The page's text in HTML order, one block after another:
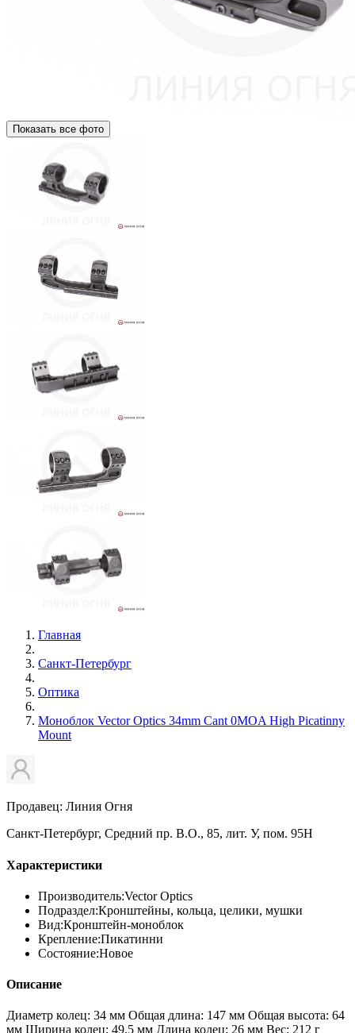
Показать все фото
Главная
Санкт-Петербург
Оптика
Моноблок Vector Optics 34mm Cant 0MOA High Picatinny
Mount
Продавец: Линия Огня
Санкт-Петербург, Средний пр. В.О., 85, лит. У, пом. 95Н
Характеристики
Производитель:Vector Optics
Подраздел:Кронштейны, кольца, целики, мушки
Вид:Кронштейн-моноблок
Крепление:Пикатинни
Состояние:Новое
Описание
Диаметр колец: 34 мм Общая длина: 147 мм Общая высота: 64
мм Ширина колец: 49.5 мм Длина колец: 26 мм Вес: 212 г